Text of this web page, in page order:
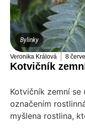
Bylinky
Veronika Králová 8
Kotvičník
Kotvičník zemní se
označením
myšlena rostlina,